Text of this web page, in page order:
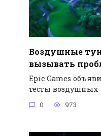
Воздушные
вызывать
Epic Games
тесты воздушных
0 973